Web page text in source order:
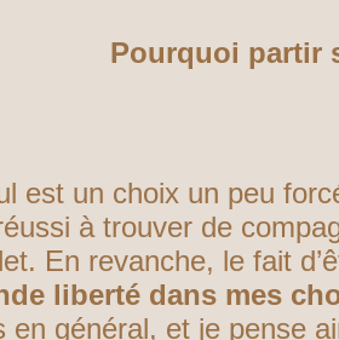
Pourquoi partir
est un choix un peu
à trouver de
En revanche, le fait
liberté dans mes
en général, et je pense